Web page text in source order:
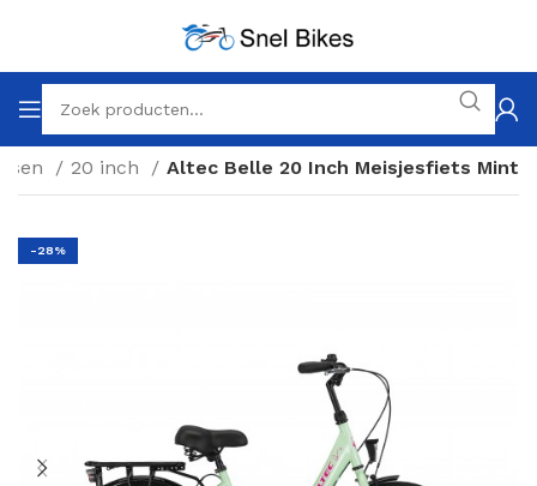
20 inch Altec Belle 20 Inch Meisjesfiets Mint
-28%